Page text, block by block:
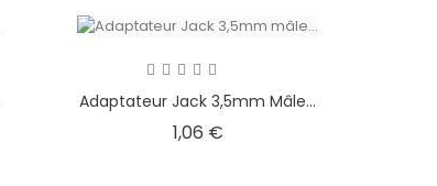
Adaptateur Jack 3,5mm Mâle...
1,06 €Prix